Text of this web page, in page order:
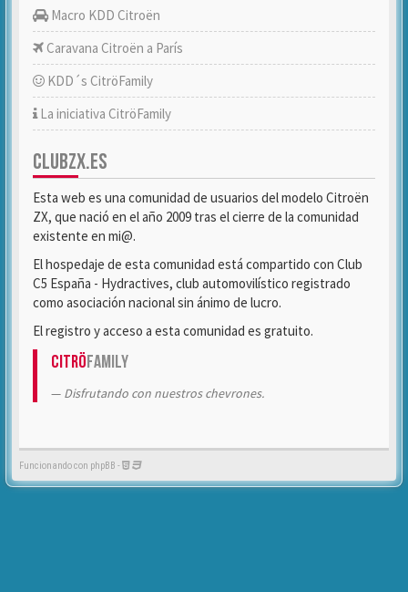
Macro KDD Citroën
Caravana Citroën a París
KDD´s CitröFamily
La iniciativa CitröFamily
CLUBZX.ES
Esta web es una comunidad de usuarios del modelo Citroën
ZX, que nació en el año 2009 tras el cierre de la comunidad
existente en mi@.
El hospedaje de esta comunidad está compartido con Club
C5 España - Hydractives, club automovilístico registrado
como asociación nacional sin ánimo de lucro.
El registro y acceso a esta comunidad es gratuito.
CitröFamily
Disfrutando con nuestros chevrones.
Funcionando con phpBB -